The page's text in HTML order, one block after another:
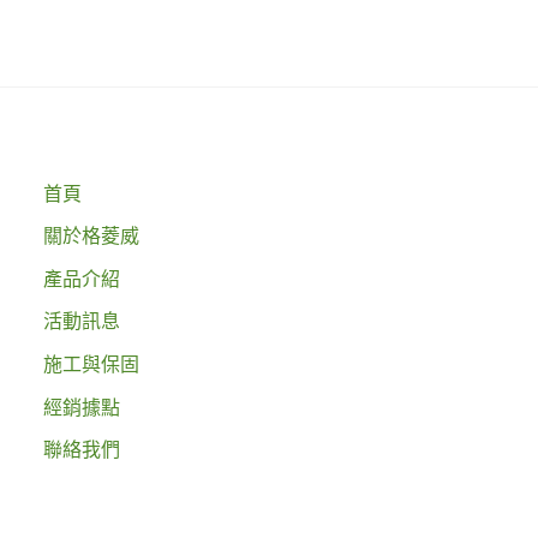
首頁
關於格菱威
產品介紹
活動訊息
施工與保固
經銷據點
聯絡我們